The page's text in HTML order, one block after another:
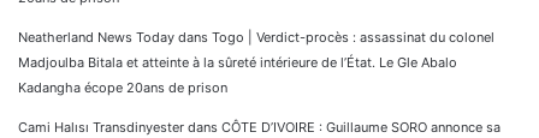
Neatherland News Today dans Togo | Verdict-procès : assassinat du colonel
Madjoulba Bitala et atteinte à la sûreté intérieure de l’État. Le Gle Abalo
Kadangha écope 20ans de prison
Cami Halısı Transdinyester dans CÔTE D’IVOIRE : Guillaume SORO annonce sa